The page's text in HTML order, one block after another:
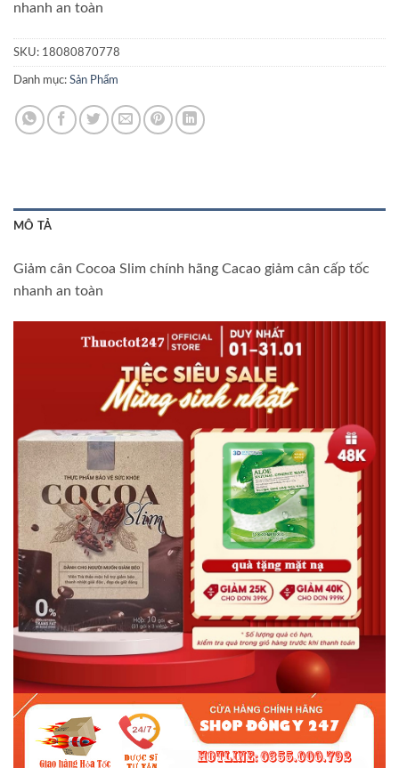
nhanh an toàn
SKU: 18080870778
Danh mục: Sản Phẩm
MÔ TẢ
Giảm cân Cocoa Slim chính hãng Cacao giảm cân cấp tốc
nhanh an toàn